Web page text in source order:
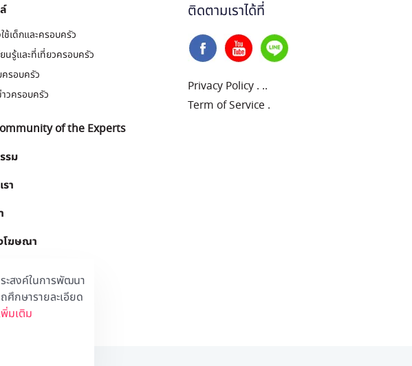
ะสงค์ในการพัฒนา
ศึกษารายละเอียด
พิ่มเติม
ช้เด็กและครอบครัว
นรู้และที่เที่ยวครอบครัว
รอบครัว
วครอบครัว
of the Experts
รม
า
โฆษณา
ติดตามเราได้ที่
Privacy Policy . ..
Term of Service .